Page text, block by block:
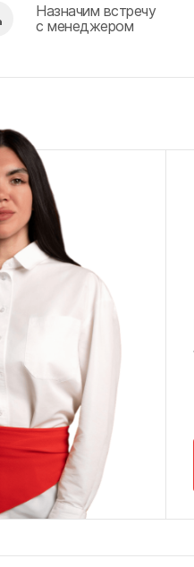
Назначим встречу
с менеджером